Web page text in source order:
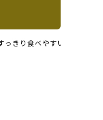
っきり食べやすい